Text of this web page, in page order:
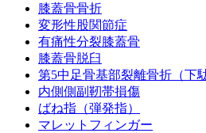
膝蓋骨骨折
変形性股関節症
有痛性分裂膝蓋骨
膝蓋骨脱臼
第5中足骨基部裂離骨折（下
内側側副靭帯損傷
ばね指（弾発指）
マレットフィンガー